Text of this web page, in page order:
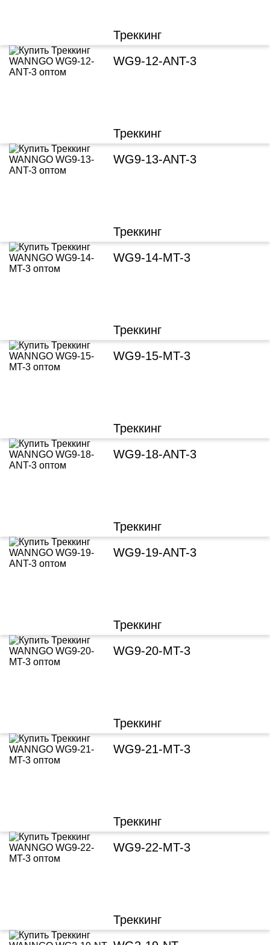
Треккинг
WG9-12-ANT-3
Треккинг
WG9-13-ANT-3
Треккинг
WG9-14-MT-3
Треккинг
WG9-15-MT-3
Треккинг
WG9-18-ANT-3
Треккинг
WG9-19-ANT-3
Треккинг
WG9-20-MT-3
Треккинг
WG9-21-MT-3
Треккинг
WG9-22-MT-3
Треккинг